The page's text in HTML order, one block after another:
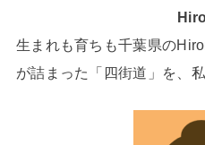
生まれも育ちも千葉県の
が詰まった「四街道」を、